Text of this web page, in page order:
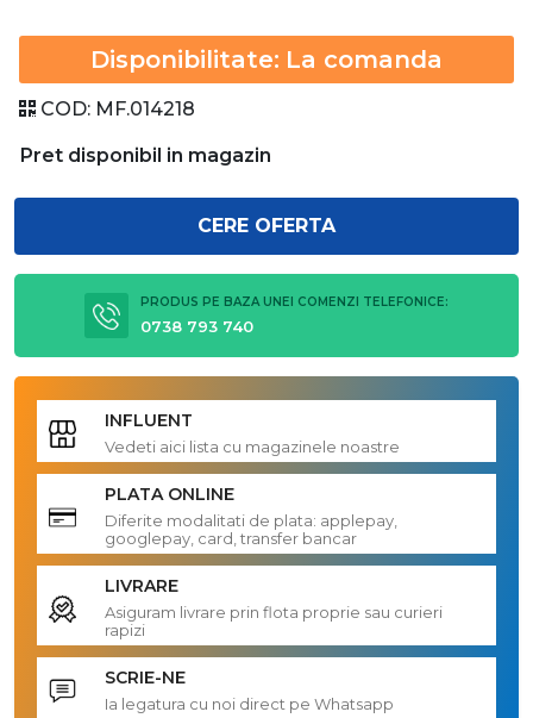
Disponibilitate: La comanda
COD: MF.014218
Pret disponibil in magazin
CERE OFERTA
PRODUS PE BAZA UNEI COMENZI TELEFONICE:
0738 793 740
INFLUENT
Vedeti aici lista cu magazinele noastre
PLATA ONLINE
Diferite modalitati de plata: applepay,
googlepay, card, transfer bancar
LIVRARE
Asiguram livrare prin flota proprie sau curieri
rapizi
SCRIE-NE
Ia legatura cu noi direct pe Whatsapp